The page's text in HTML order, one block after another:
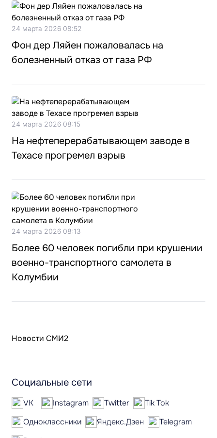
24 марта 2026 08:52
Фон дер Ляйен пожаловалась на
болезненный отказ от газа РФ
24 марта 2026 08:15
На нефтеперерабатывающем заводе в
Техасе прогремел взрыв
24 марта 2026 08:13
Более 60 человек погибли при крушении
военно-транспортного самолета в
Колумбии
Новости СМИ2
Социальные сети
VK Instagram Twitter
Tik Tok
Одноклассники
Яндекс.Дзен
Telegram